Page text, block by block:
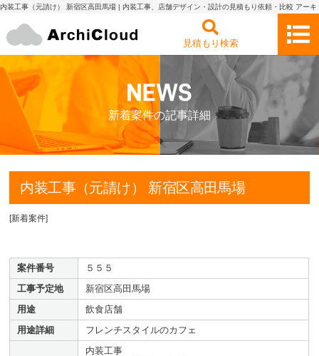
内装工事（元請け） 新宿区高田馬場 | 内装工事、店舗デザイン・設計の見積もり依頼・比較 アーキ
見積もり検索
新着案件の記事詳細
内装工事（元請け） 新宿区高田馬場
[新着案件]
案件番号
５５５
工事予定地
新宿区高田馬場
用途
飲食店舗
用途詳細
フレンチスタイルのカフェ
内装工事